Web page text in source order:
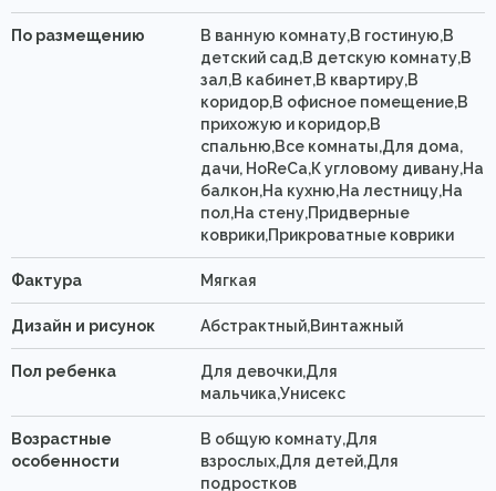
По размещению
В ванную комнату,В гостиную,В
детский сад,В детскую комнату,В
зал,В кабинет,В квартиру,В
коридор,В офисное помещение,В
прихожую и коридор,В
спальню,Все комнаты,Для дома,
дачи, HoReCa,К угловому дивану,На
балкон,На кухню,На лестницу,На
пол,На стену,Придверные
коврики,Прикроватные коврики
Фактура Мягкая
Дизайн и рисунок Абстрактный,Винтажный
Пол ребенка
Для девочки,Для
мальчика,Унисекс
Возрастные
особенности
В общую комнату,Для
взрослых,Для детей,Для
подростков